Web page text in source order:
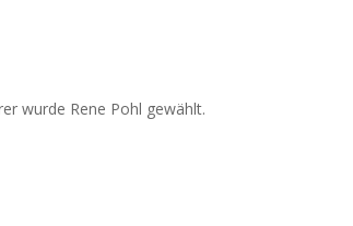
wurde Rene Pohl gewählt.